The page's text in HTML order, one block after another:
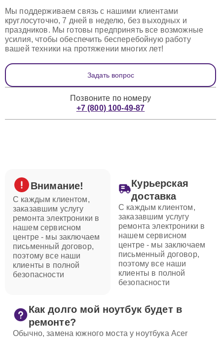
Мы поддерживаем связь с нашими клиентами
круглосуточно, 7 дней в неделю, без выходных и
праздников. Мы готовы предпринять все возможные
усилия, чтобы обеспечить бесперебойную работу
вашей техники на протяжении многих лет!
Задать вопрос
Позвоните по номеру
+7 (800) 100-49-87
Внимание!
С каждым клиентом,
заказавшим услугу
ремонта электроники в
нашем сервисном
центре - мы заключаем
письменный договор,
поэтому все наши
клиенты в полной
безопасности
Курьерская
доставка
С каждым клиентом,
заказавшим услугу
ремонта электроники в
нашем сервисном
центре - мы заключаем
письменный договор,
поэтому все наши
клиенты в полной
безопасности
Как долго мой ноутбук будет в
ремонте?
Обычно, замена южного моста у ноутбука Acer